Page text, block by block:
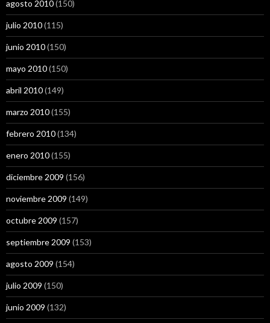
agosto 2010(150)
julio 2010(115)
junio 2010(150)
mayo 2010(150)
abril 2010(149)
marzo 2010(155)
febrero 2010(134)
enero 2010(155)
diciembre 2009 (156)
noviembre 2009 (149)
octubre 2009 (157)
septiembre 2009 (153)
agosto 2009 (154)
julio 2009 (150)
junio 2009 (132)